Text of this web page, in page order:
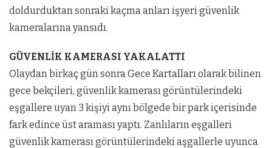
doldurduktan sonraki kaçma anları işyeri güvenlik
kameralarına yansıdı.
GÜVENLİK KAMERASI YAKALATTI
Olaydan birkaç gün sonra Gece Kartalları olarak bilinen
gece bekçileri, güvenlik kamerası görüntülerindeki
eşgallere uyan 3 kişiyi aynı bölgede bir park içerisinde
fark edince üst araması yaptı. Zanlıların eşgalleri
güvenlik kamerası görüntülerindeki aşgallerle uyunca